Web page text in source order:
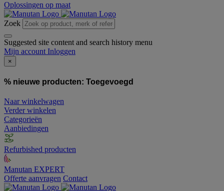
Oplossingen op maat
Zoek
Suggested site content and search history menu
Mijn account Inloggen
×
% nieuwe producten: Toegevoegd
Naar winkelwagen
Verder winkelen
Categorieën
Aanbiedingen
Refurbished producten
Manutan EXPERT
Offerte aanvragen Contact